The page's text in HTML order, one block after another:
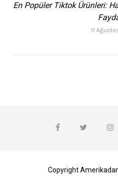
En Popüler Tiktok Ürünleri:
11
Copyright